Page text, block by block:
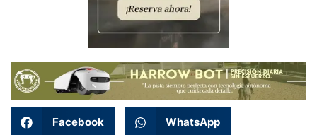
Facebook WhatsApp